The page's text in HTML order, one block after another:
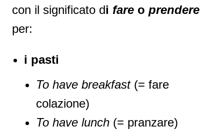
con il significato di fare o prendere
per:
i pasti
To have breakfast (= fare
colazione)
To have lunch (= pranzare)